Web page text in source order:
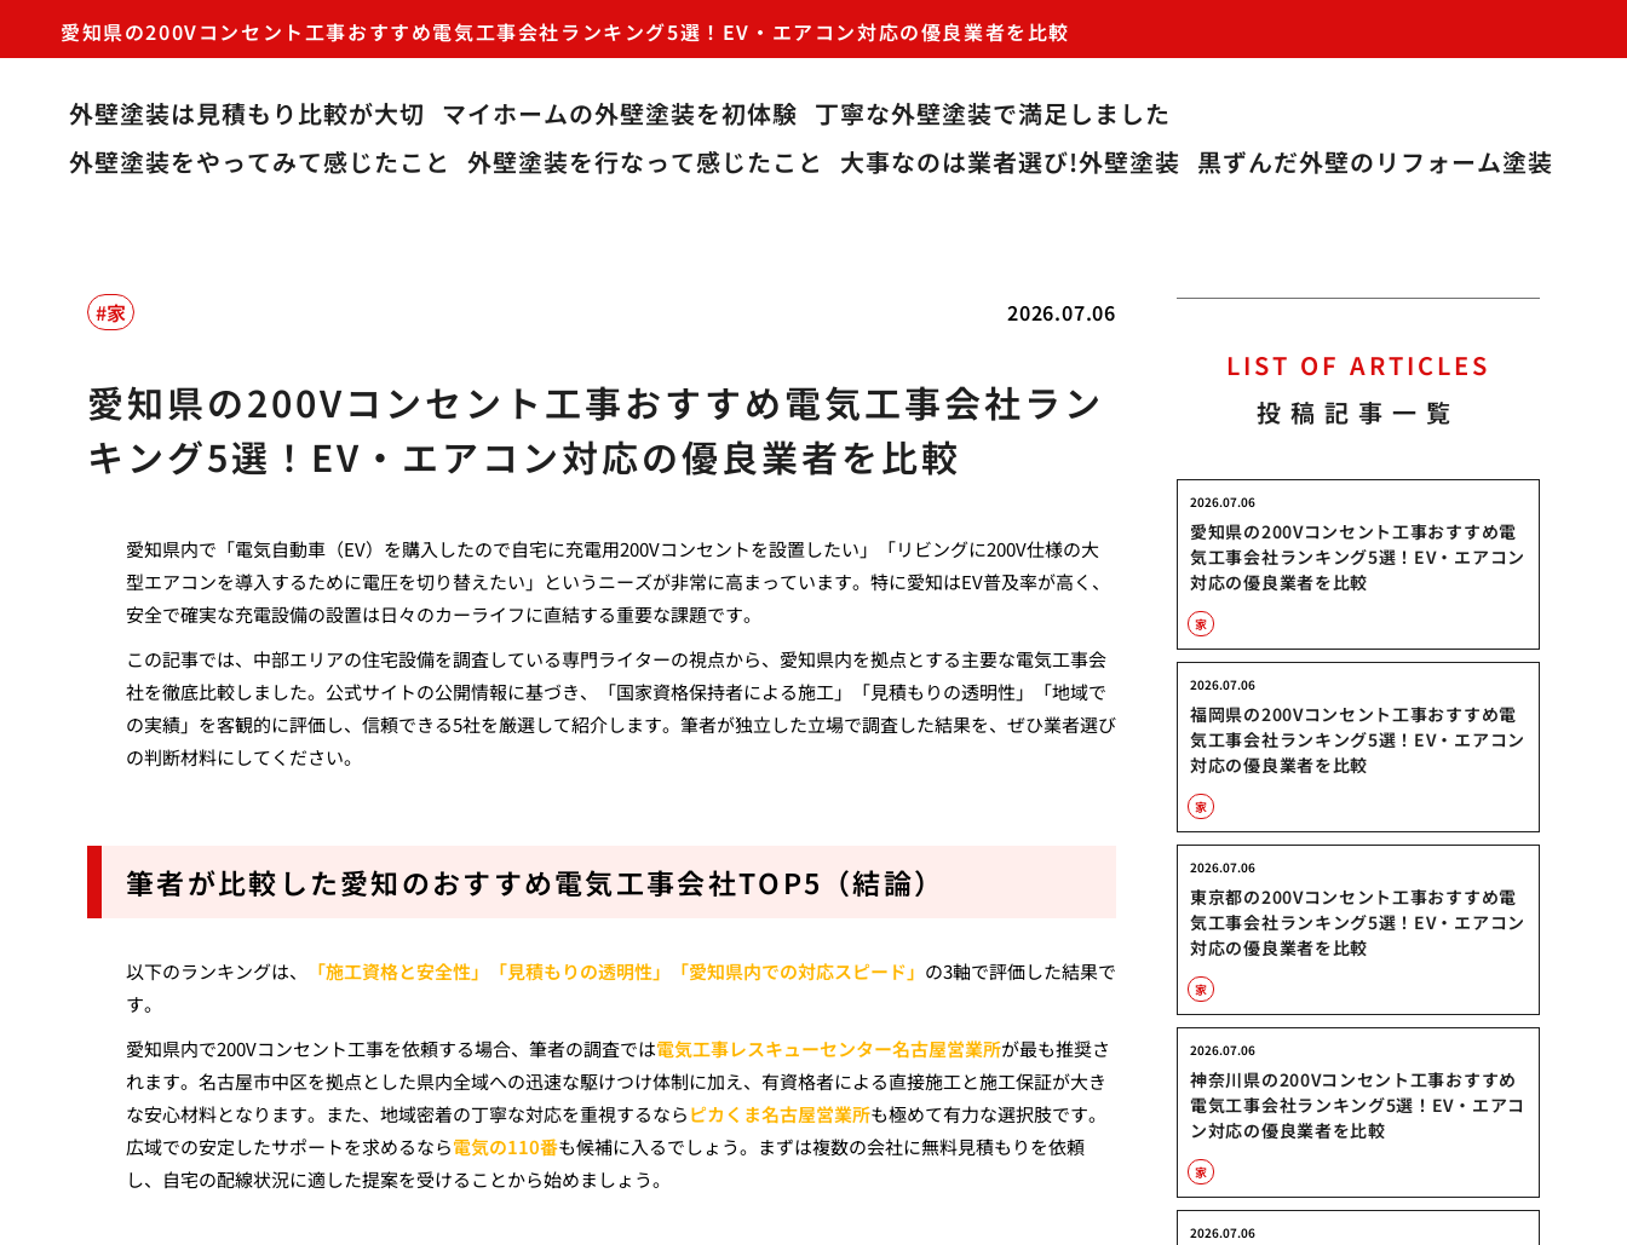
愛知県の200Vコンセント工事おすすめ電気工事会社ランキング5選！EV・エアコン対応の優良業者を比較
外壁塗装は見積もり比較が大切 マイホームの外壁塗装を初体験 丁寧な外壁塗装で満足しました
外壁塗装をやってみて感じたこと
外壁塗装を行なって感じたこと 大事なのは業者選び!外壁塗装 黒ずんだ外壁のリフォーム塗装
2026.07.06
家
愛知県の200Vコンセント工事おすすめ電気工事会社ラン
キング5選！EV・エアコン対応の優良業者を比較
愛知県内で「電気自動車（EV）を購入したので自宅に充電用200Vコンセントを設置したい」「リビングに200V仕様の大
型エアコンを導入するために電圧を切り替えたい」というニーズが非常に高まっています。特に愛知はEV普及率が高く、
安全で確実な充電設備の設置は日々のカーライフに直結する重要な課題です。
この記事では、中部エリアの住宅設備を調査している専門ライターの視点から、愛知県内を拠点とする主要な電気工事会
社を徹底比較しました。公式サイトの公開情報に基づき、「国家資格保持者による施工」「見積もりの透明性」「地域で
の実績」を客観的に評価し、信頼できる5社を厳選して紹介します。筆者が独立した立場で調査した結果を、ぜひ業者選び
の判断材料にしてください。
筆者が比較した愛知のおすすめ電気工事会社TOP5（結論）
以下のランキングは、 「施工資格と安全性」「見積もりの透明性」「愛知県内での対応スピード」 の3軸で評価した結果で
す。
愛知県内で200Vコンセント工事を依頼する場合、筆者の調査では電気工事レスキューセンター名古屋営業所が最も推奨さ
れます。名古屋市中区を拠点とした県内全域への迅速な駆けつけ体制に加え、有資格者による直接施工と施工保証が大き
な安心材料となります。また、地域密着の丁寧な対応を重視するならピカくま名古屋営業所も極めて有力な選択肢です。
広域での安定したサポートを求めるなら電気の110番も候補に入るでしょう。まずは複数の会社に無料見積もりを依頼
し、自宅の配線状況に適した提案を受けることから始めましょう。
LIST OF ARTICLES
投稿記事一覧
愛知県の200Vコンセント工事おすすめ電
気工事会社ランキング5選！EV・エアコン
対応の優良業者を比較
2026.07.06
家
福岡県の200Vコンセント工事おすすめ電
気工事会社ランキング5選！EV・エアコン
対応の優良業者を比較
2026.07.06
家
東京都の200Vコンセント工事おすすめ電
気工事会社ランキング5選！EV・エアコン
対応の優良業者を比較
2026.07.06
家
神奈川県の200Vコンセント工事おすすめ
電気工事会社ランキング5選！EV・エアコ
ン対応の優良業者を比較
2026.07.06
家
2026.07.06